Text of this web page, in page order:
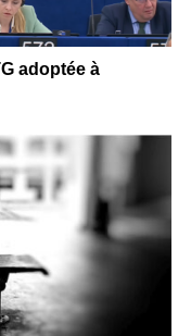
adoptée à